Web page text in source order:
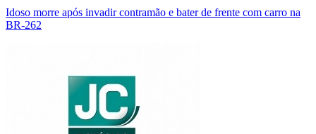
Idoso morre após invadir contramão e bater de frente com carro na
BR-262